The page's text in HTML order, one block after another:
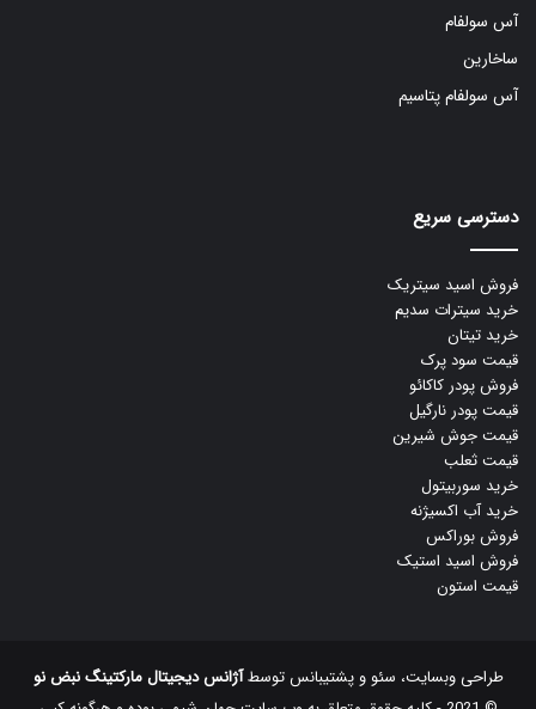
آس سولفام
ساخارین
آس سولفام پتاسیم
دسترسی سریع
فروش اسید سیتریک
خرید سیترات سدیم
خرید تیتان
قیمت سود پرک
فروش پودر کاکائو
قیمت پودر نارگیل
قیمت جوش شیرین
قیمت ثعلب
خرید سوربیتول
خرید آب اکسیژنه
فروش بوراکس
فروش اسید استیک
قیمت استون
طراحی وبسایت، سئو و پشتیبانس توسطآژانس دیجیتال مارکتینگ نبض نو